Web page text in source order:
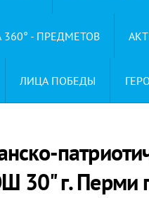
- ПРЕДМЕТОВ
ЛИЦА ПОБЕДЫ
г. Перми